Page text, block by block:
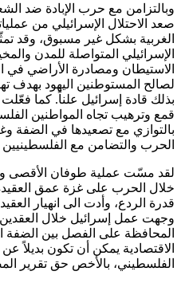
وبالتزامن مع حرب الإبادة ضد
صعد الاحتلال الإسرائيلي من
الغربية بشكل غير مسبوق، وقد
الإسرائيلي المتواصلة للمدن
الاستيطان ومصادرة الأراضي في
لصالح المستوطنين اليهود بهدف
بذلك قادة إسرائيل علناً. كما فعّلت
قمع وترهيب تجاه المواطنين
بالتوازي مع تصعيدها في الضفة
الحرب والتضامن مع
لقد مسّت عملية طوفان الأقصى
خلال الحرب على غزة عمق
قدرة الردع، وأدت الى انهيار
وجهت عمل إسرائيل خلال العقدين
المحافظة على الفصل بين الضفة
الاقتصادية يمكن أن تكون بديلاً
الفلسطيني، بالأخص حق تقرير